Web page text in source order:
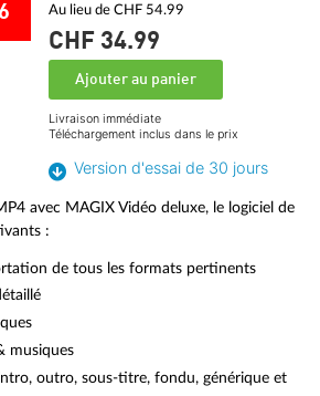
Au lieu de CHF 54.99
CHF 34.99
Ajouter au panier
Livraison immédiate
Téléchargement inclus dans le prix
Version d'essai de 30 jours
avec MAGIX Vidéo deluxe, le logiciel de
:
de tous les formats pertinents
musiques
outro, sous-titre, fondu, générique et